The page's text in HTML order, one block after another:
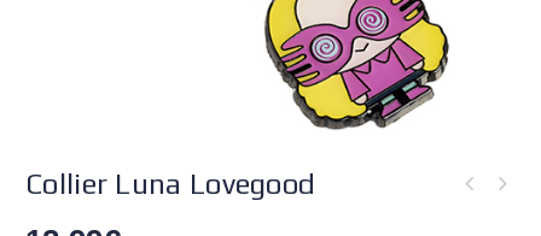
Collier Luna Lovegood